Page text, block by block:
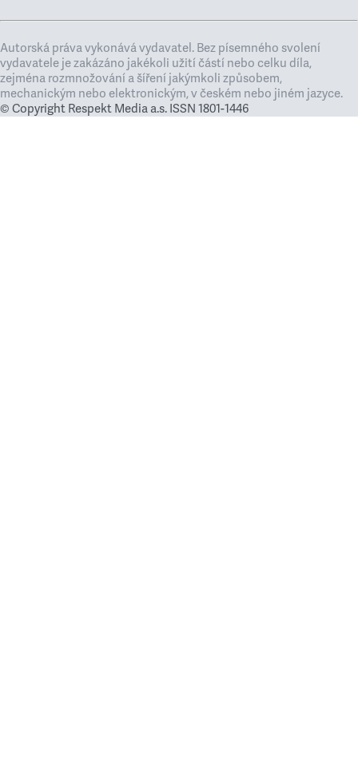
Autorská práva vykonává vydavatel. Bez písemného svolení
vydavatele je zakázáno jakékoli užití částí nebo celku díla,
zejména rozmnožování a šíření jakýmkoli způsobem,
mechanickým nebo elektronickým, v českém nebo jiném jazyce.
© Copyright Respekt Media a.s. ISSN 1801-1446